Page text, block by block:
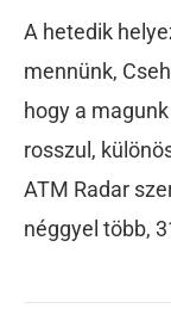
A hetedik
mennünk,
hogy a
rosszul,
ATM Radar
néggyel több,